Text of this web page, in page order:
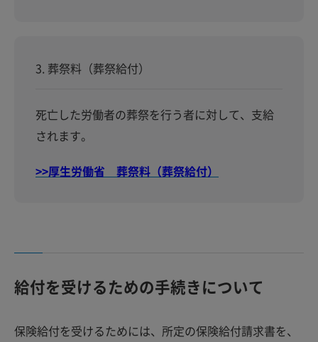
3. 葬祭料（葬祭給付）
死亡した労働者の葬祭を行う者に対して、支給
されます。
>>厚生労働省 葬祭料（葬祭給付）
給付を受けるための手続きについて
保険給付を受けるためには、所定の保険給付請求書を、